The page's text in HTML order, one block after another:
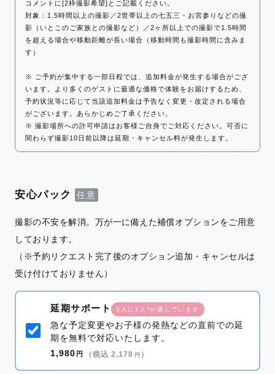
コメントに[2枠撮影希望]とご記載ください。
対象：1.5時間以上の撮影／2世帯以上の七五三・お宮参りなどの撮
影（いとこのご家族との撮影など）／2ヶ所以上での撮影で1.5時間
を超える場合や移動距離が長い場合（移動時間も撮影時間に含みま
す）
※ ご予約が集中する一部日程では、追加料金が発生する場合がござ
います。より多くのゲストに最適な価格で体験をお届けするため、
予約状況等に応じて当該追加料金は予告なく変更・改定される場合
がございます。あらかじめご了承ください。
※ 撮影場所への許可申請はお客様ご自身でご対応ください。可否に
関わらず撮影10日前以降は延期・キャンセル料が発生します。
安心パック
撮影の不安を解消。万が一に備えた補償オプションをご用意
しております。
（※予約リクエスト完了後のオプション追加・キャンセルは
受け付けておりません）
延期サポート 3人に1人*が選んでいます
急な予定変更やお子様の発熱などの直前での延
期を無料で対応いたします。
1,980 円 （税込 2,178 円 ）